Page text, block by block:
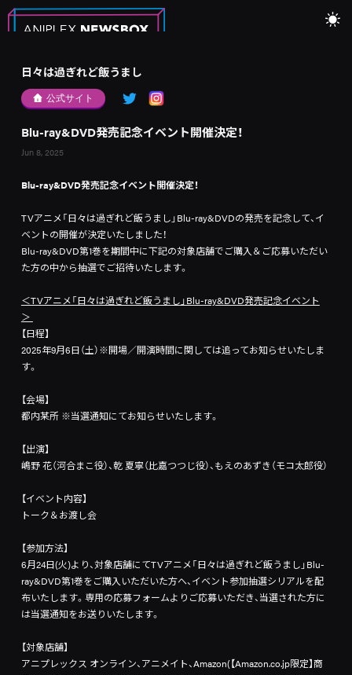
日々は過ぎれど飯うまし
公式サイト
Blu-ray&DVD発売記念イベント開催決定！
Jun 8, 2025
Blu-ray&DVD発売記念イベント開催決定！
TVアニメ「日々は過ぎれど飯うまし」Blu-ray&DVDの発売を記念して、イ
ベントの開催が決定いたしました！
Blu-ray&DVD第1巻を期間中に下記の対象店舗でご購入＆ご応募いただい
た方の中から抽選でご招待いたします。
＜TVアニメ「日々は過ぎれど飯うまし」Blu-ray&DVD発売記念イベント
＞
【日程】
2025年9月6日（土）※開場／開演時間に関しては追ってお知らせいたしま
す。
【会場】
都内某所 ※当選通知にてお知らせいたします。
【出演】
嶋野 花（河合まこ役）、乾 夏寧（比嘉つつじ役）、もえのあずき（モコ太郎役）
【イベント内容】
トーク＆お渡し会
【参加方法】
6月24日(火)より、対象店舗にてTVアニメ「日々は過ぎれど飯うまし」Blu-
ray&DVD第1巻をご購入いただいた方へ、イベント参加抽選シリアルを配
布いたします。専用の応募フォームよりご応募いただき、当選された方に
は当選通知をお送りいたします。
【対象店舗】
アニプレックス オンライン、アニメイト、Amazon(【Amazon.co.jp限定】商